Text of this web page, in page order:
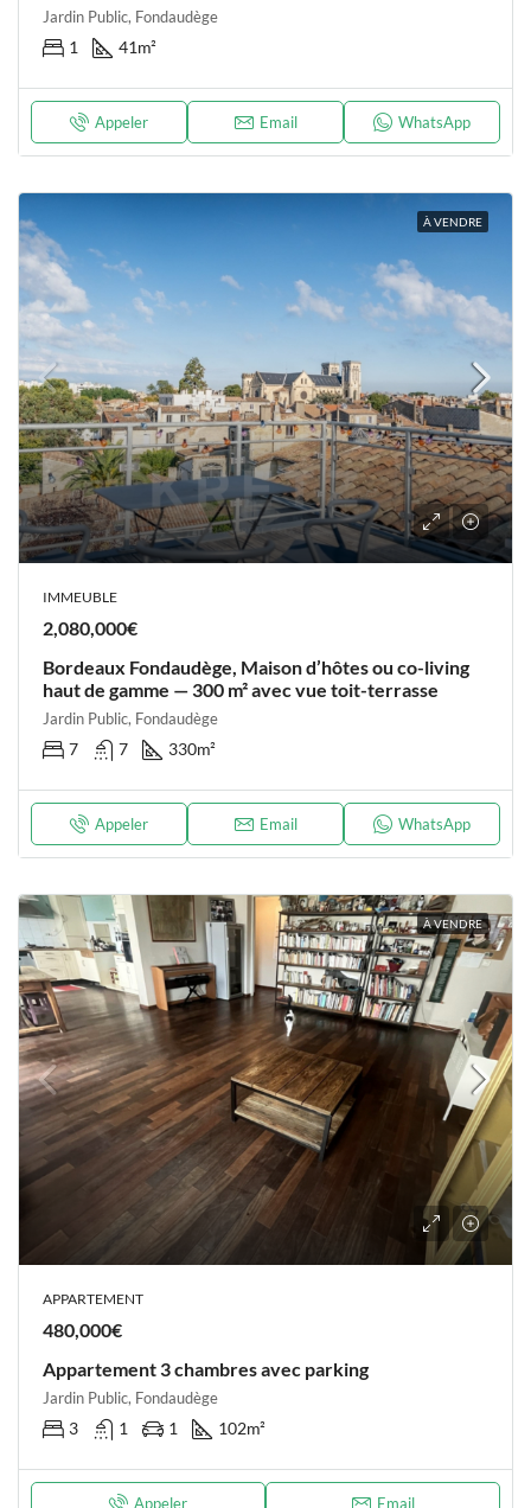
Jardin Public, Fondaudège
1 41m²
Appeler Email WhatsApp
À VENDRE
IMMEUBLE
2,080,000€
Bordeaux Fondaudège, Maison d’hôtes ou co-living
haut de gamme — 300 m² avec vue toit-terrasse
Jardin Public, Fondaudège
7 7 330m²
Appeler Email WhatsApp
À VENDRE
APPARTEMENT
480,000€
Appartement 3 chambres avec parking
Jardin Public, Fondaudège
3 1 1 102m²
Appeler Email